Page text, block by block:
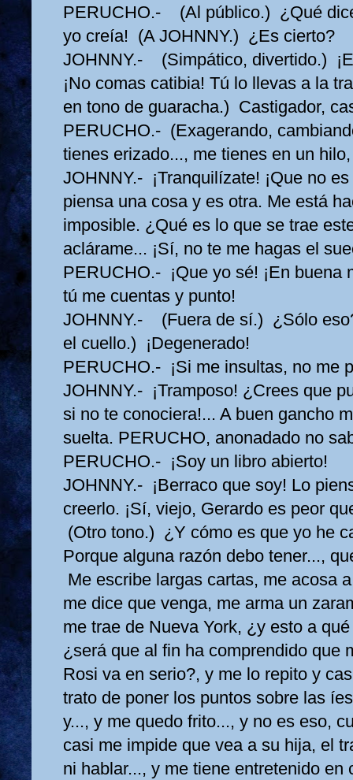
PERUCHO.- (Al público.) ¿Qué
yo creía! (A JOHNNY.) ¿Es cierto?
JOHNNY.- (Simpático, divertido.)
¡No comas catibia! Tú lo llevas a la
en tono de guaracha.) Castigador,
PERUCHO.- (Exagerando,
tienes erizado..., me tienes en un
JOHNNY.- ¡Tranquilízate! ¡Que no
piensa una cosa y es otra. Me está
imposible. ¿Qué es lo que se trae
aclárame... ¡Sí, no te me hagas el
PERUCHO.- ¡Que yo sé! ¡En buena
tú me cuentas y punto!
JOHNNY.- (Fuera de sí.) ¿Sólo
el cuello.) ¡Degenerado!
PERUCHO.- ¡Si me insultas, no me
JOHNNY.- ¡Tramposo! ¿Crees que
si no te conociera!... A buen gancho
suelta. PERUCHO, anonadado no
PERUCHO.- ¡Soy un libro abierto!
JOHNNY.- ¡Berraco que soy! Lo
creerlo. ¡Sí, viejo, Gerardo es peor
(Otro tono.) ¿Y cómo es que yo he
Porque alguna razón debo tener...,
Me escribe largas cartas, me acosa
me dice que venga, me arma un
me trae de Nueva York, ¿y esto a
¿será que al fin ha comprendido que
Rosi va en serio?, y me lo repito y
trato de poner los puntos sobre las
y..., y me quedo frito..., y no es eso,
casi me impide que vea a su hija, el
ni hablar..., y me tiene entretenido en